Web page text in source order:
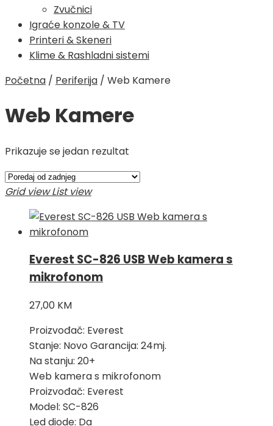
Zvučnici
Igraće konzole & TV
Printeri & Skeneri
Klime & Rashladni sistemi
Početna / Periferija / Web Kamere
Web Kamere
Prikazuje se jedan rezultat
Grid view List view
Everest SC-826 USB Web kamera s
mikrofonom
27,00 KM
Proizvođač: Everest
Stanje: Novo Garancija: 24mj.
Na stanju: 20+
Web kamera s mikrofonom
Proizvođač: Everest
Model: SC-826
Led diode: Da